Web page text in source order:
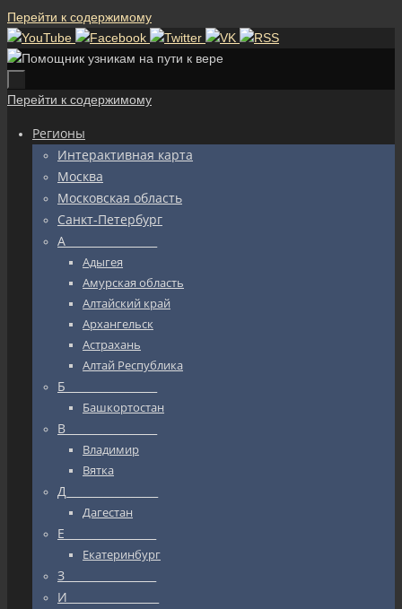
Перейти к содержимому
Перейти к содержимому
Регионы
Интерактивная карта
Москва
Московская область
Санкт-Петербург
А_________________
Адыгея
Амурская область
Алтайский край
Архангельск
Астрахань
Алтай Республика
Б_________________
Башкортостан
В_________________
Владимир
Вятка
Д_________________
Дагестан
Е_________________
Екатеринбург
З_________________
И_________________